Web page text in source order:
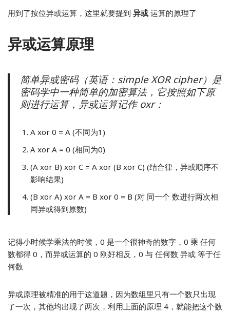
用到了按位异或运算，这里就要提到 异或 运算的原理了
异或运算原理
简单异或密码（英语：simple XOR cipher）是
密码学中一种简单的加密算法，它按照如下原
则进行运算，异或运算记作 oxr：
A xor 0 = A (不同为1)
A xor A = 0 (相同为0)
(A xor B) xor C = A xor (B xor C) (结合律，异或顺序不
影响结果)
(B xor A) xor A = B xor 0 = B (对 同一个 数进行两次相
同异或得到原数)
记得小时候学乘法的时候，0 是一个很神奇的数字，0 乘 任何
数都得 0，而异或运算的 0 刚好相反，0 与 任何数 异或 等于任
何数
异或原理被精准的用于这道题，因为数组里只有一个数只出现
了一次，其他均出现了两次，利用上面的原理 4，就能把这个数